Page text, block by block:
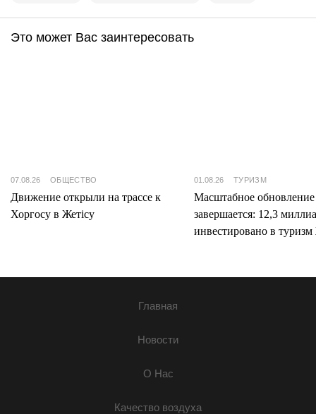
Это может Вас заинтересовать
07.08.26 ОБЩЕСТВО
Движение открыли на трассе к
Хоргосу в Жетісу
01.08.26 ТУРИЗМ
Масштабное
завершается: 12,3
инвестировано в туризм
Главная
Новости
О Нас
Качество воздуха